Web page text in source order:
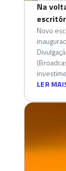
Na
Novo
LER